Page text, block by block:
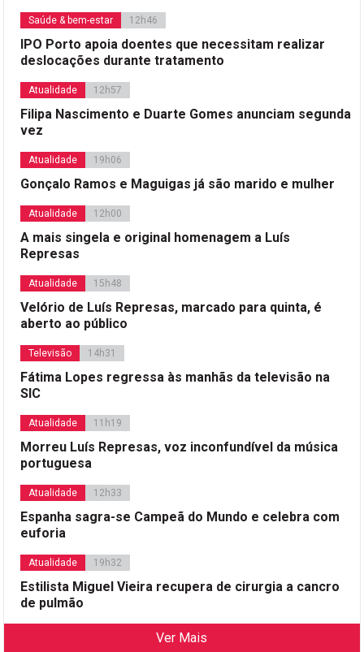
Saúde & bem-estar 12h46
IPO Porto apoia doentes que necessitam realizar
deslocações durante tratamento
Atualidade 12h57
Filipa Nascimento e Duarte Gomes anunciam segunda
vez
Atualidade 19h06
Gonçalo Ramos e Maguigas já são marido e mulher
Atualidade 12h00
A mais singela e original homenagem a Luís
Represas
Atualidade 15h48
Velório de Luís Represas, marcado para quinta, é
aberto ao público
Televisão 14h31
Fátima Lopes regressa às manhãs da televisão na
SIC
Atualidade 11h19
Morreu Luís Represas, voz inconfundível da música
portuguesa
Atualidade 12h33
Espanha sagra-se Campeã do Mundo e celebra com
euforia
Atualidade 19h32
Estilista Miguel Vieira recupera de cirurgia a cancro
de pulmão
Ver Mais